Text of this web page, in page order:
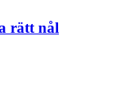
rätt nål